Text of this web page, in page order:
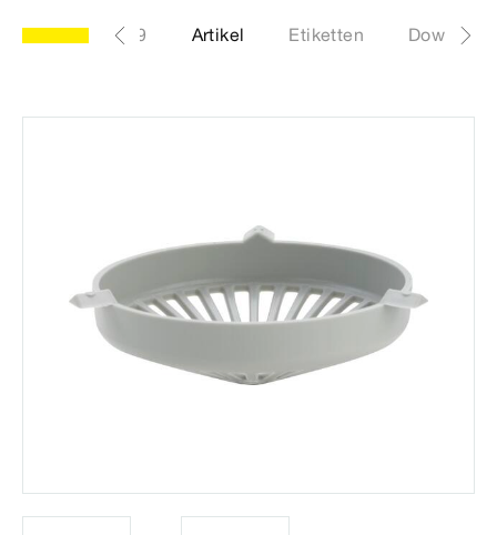
Modell 4972.89 Artikel Etiketten